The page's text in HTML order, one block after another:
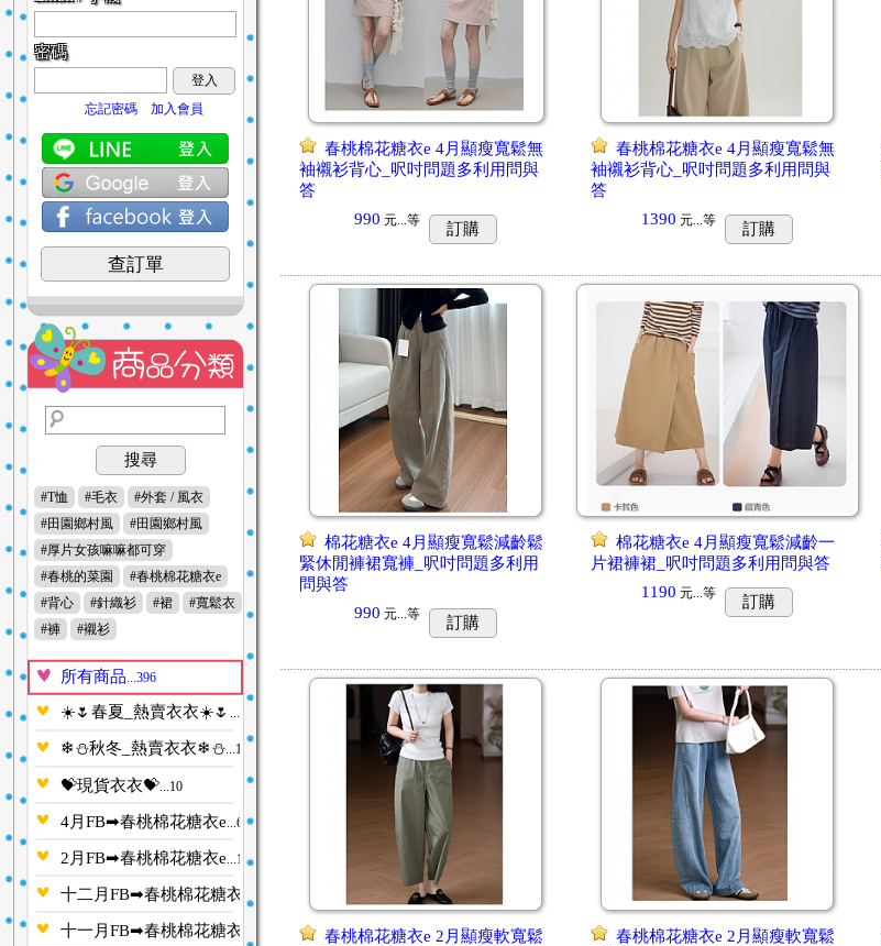
密碼
登入
忘記密碼
加入會員
查訂單
搜尋
#T恤 #毛衣
#外套 / 風衣
#田園鄉村風
#田園鄉村風
#厚片女孩嘛嘛都可穿
#春桃的菜園
#春桃棉花糖衣e
#背心
#針織衫 #裙
#寬鬆衣
#褲
#襯衫
所有商品...396
☀️🌷春夏_熱賣衣衣☀️🌷 ...14
❄⛄秋冬_熱賣衣衣❄⛄...15
💝現貨衣衣💝...10
4月FB➡春桃棉花糖衣e...6
2月FB➡春桃棉花糖衣e...10
十二月FB➡春桃棉花糖衣e
十一月FB➡春桃棉花糖衣e
春桃棉花糖衣e 4月顯瘦寬鬆無
袖襯衫背心_呎吋問題多利用問與
答
990 元...等 訂購
春桃棉花糖衣e 4月顯瘦寬鬆無
袖襯衫背心_呎吋問題多利用問與
答
1390 元...等 訂購
棉花糖衣e 4月顯瘦寬鬆減齡鬆
緊休閒褲裙寬褲_呎吋問題多利用
問與答
990 元...等 訂購
棉花糖衣e 4月顯瘦寬鬆減齡一
片裙褲裙_呎吋問題多利用問與答
1190 元...等 訂購
春桃棉花糖衣e 2月顯瘦軟寬鬆
春桃棉花糖衣e 2月顯瘦軟寬鬆